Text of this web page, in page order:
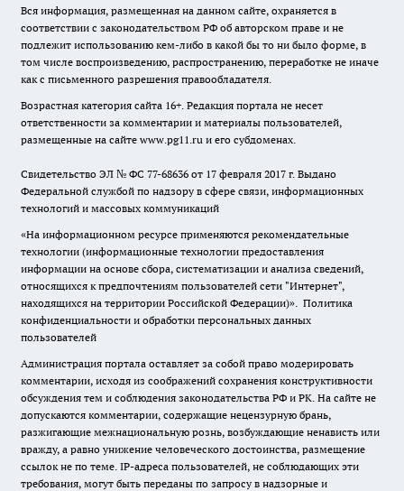
Вся информация, размещенная на данном сайте, охраняется в
соответствии с законодательством РФ об авторском праве и не
подлежит использованию кем-либо в какой бы то ни было форме, в
том числе воспроизведению, распространению, переработке не иначе
как с письменного разрешения правообладателя.
Возрастная категория сайта 16+. Редакция портала не несет
ответственности за комментарии и материалы пользователей,
размещенные на сайте www.pg11.ru и его субдоменах.
Свидетельство ЭЛ № ФС 77-68636 от 17 февраля 2017 г. Выдано
Федеральной службой по надзору в сфере связи, информационных
технологий и массовых коммуникаций
«На информационном ресурсе применяются рекомендательные
технологии (информационные технологии предоставления
информации на основе сбора, систематизации и анализа сведений,
относящихся к предпочтениям пользователей сети "Интернет",
находящихся на территории Российской Федерации)». Политика
конфиденциальности и обработки персональных данных
пользователей
Администрация портала оставляет за собой право модерировать
комментарии, исходя из соображений сохранения конструктивности
обсуждения тем и соблюдения законодательства РФ и РК. На сайте не
допускаются комментарии, содержащие нецензурную брань,
разжигающие межнациональную рознь, возбуждающие ненависть или
вражду, а равно унижение человеческого достоинства, размещение
ссылок не по теме. IP-адреса пользователей, не соблюдающих эти
требования, могут быть переданы по запросу в надзорные и